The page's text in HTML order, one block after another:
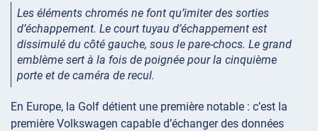
Les éléments chromés ne font qu’imiter des sorties
d’échappement. Le court tuyau d’échappement est
dissimulé du côté gauche, sous le pare-chocs. Le grand
emblème sert à la fois de poignée pour la cinquième
porte et de caméra de recul.
En Europe, la Golf détient une première notable : c’est la
première Volkswagen capable d’échanger des données